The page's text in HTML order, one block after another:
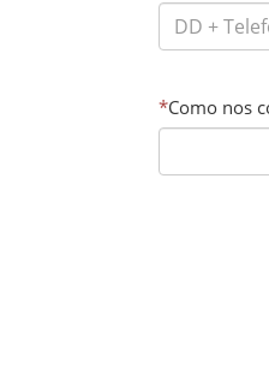
*Como nos